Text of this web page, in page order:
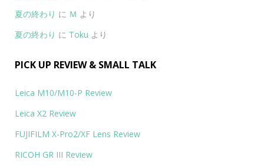
夏の終わり に Ｍ より
夏の終わり に Toku より
PICK UP REVIEW & SMALL TALK
Leica M10/M10-P Review
Leica X2 Review
FUJIFILM X-Pro2/XF Lens Review
RICOH GR III Review